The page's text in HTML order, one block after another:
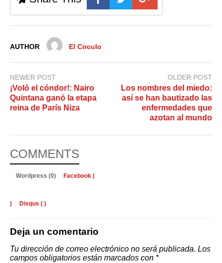
AUTHOR El Circulo
NEWER POST
¡Voló el cóndor!: Nairo
Quintana ganó la etapa
reina de París Niza
OLDER POST
Los nombres del miedo:
así se han bautizado las
enfermedades que
azotan al mundo
COMMENTS
Wordpress (0) Facebook (
) Disqus ( )
Deja un comentario
Tu dirección de correo electrónico no será publicada. Los
campos obligatorios están marcados con *